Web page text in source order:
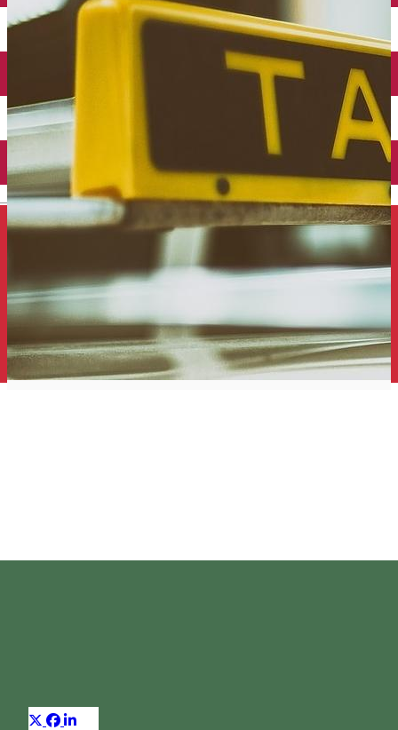
English
Închirieri auto
Închirieri de biciclete